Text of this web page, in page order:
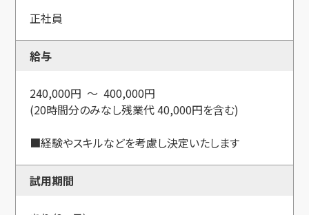
正社員
給与
240,000円 ～ 400,000円
(20時間分のみなし残業代 40,000円を含む)
■経験やスキルなどを考慮し決定いたします
試用期間